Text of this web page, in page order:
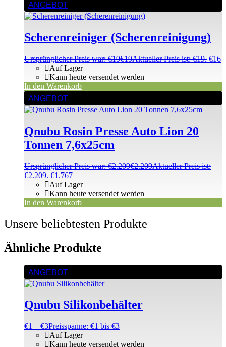
ANGEBOT
Scherenreiniger (Scherenreinigung)
Ursprünglicher Preis war: €19€19Aktueller Preis ist: €19. €16
Auf Lager
Kann heute versendet werden
In den Warenkorb
ANGEBOT
Qnubu Rosin Presse Auto Lion 20
Tonnen 7,6x25cm
Ursprünglicher Preis war: €2.209€2.209Aktueller Preis ist:
€2.209. €1.767
Auf Lager
Kann heute versendet werden
In den Warenkorb
Unsere beliebtesten Produkte
Ähnliche Produkte
ANGEBOT
Qnubu Silikonbehälter
€1 – €3Preisspanne: €1 bis €3
Auf Lager
Kann heute versendet werden